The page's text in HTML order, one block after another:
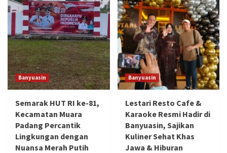
Banyuasin
Semarak HUT RI ke-81,
Kecamatan Muara
Padang Percantik
Lingkungan dengan
Nuansa Merah Putih
Banyuasin
Lestari Resto Cafe &
Karaoke Resmi Hadir di
Banyuasin, Sajikan
Kuliner Sehat Khas
Jawa & Hiburan